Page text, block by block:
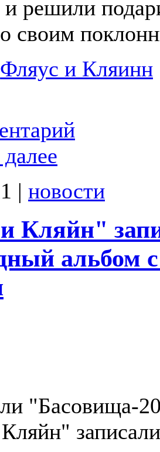
решили
своим
Фляус и Кляинн
| новости
Кляйн"
альбом
"Басовища-